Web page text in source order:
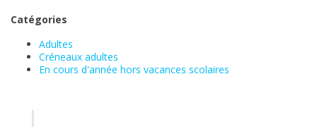
Catégories
Adultes
Créneaux adultes
En cours d'année hors vacances scolaires